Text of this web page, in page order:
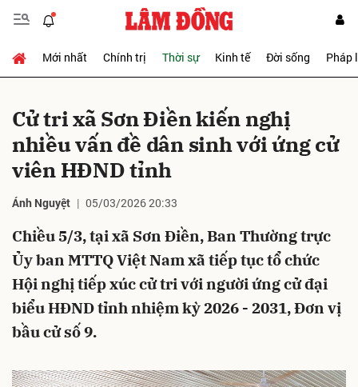
Mới nhất Chính trị Thời sự Kinh tế Đời sống Pháp
Cử tri xã Sơn Điền kiến nghị
nhiều vấn đề dân sinh với ứng cử
viên HĐND tỉnh
Ánh Nguyệt 05/03/2026 20:33
Chiều 5/3, tại xã Sơn Điền, Ban Thường trực
Ủy ban MTTQ Việt Nam xã tiếp tục tổ chức
Hội nghị tiếp xúc cử tri với người ứng cử đại
biểu HĐND tỉnh nhiệm kỳ 2026 - 2031, Đơn vị
bầu cử số 9.
Gửi bình luận
Hủy Gửi